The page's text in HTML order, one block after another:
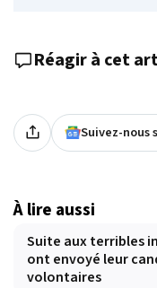
Réagir à cet
Suivez-nous
À lire aussi
Suite aux terribles
ont envoyé leur
volontaires